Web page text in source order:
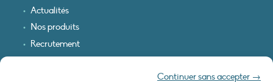
Continuer sans accepter →
Actualités
Nos produits
Recrutement